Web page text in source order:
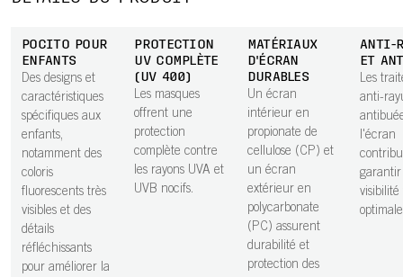
POCITO POUR
ENFANTS
Des designs et
caractéristiques
spécifiques aux
enfants,
notamment des
coloris
fluorescents très
visibles et des
détails
réfléchissants
pour améliorer la
PROTECTION
UV COMPLÈTE
(UV 400)
Les masques
offrent une
protection
complète contre
les rayons UVA et
UVB nocifs.
MATÉRIAUX
D'ÉCRAN
DURABLES
Un écran
intérieur en
propionate de
cellulose (CP) et
un écran
extérieur en
polycarbonate
(PC) assurent
durabilité et
protection des
ANTI-
ET
Les
anti-
l'écran
visibilité